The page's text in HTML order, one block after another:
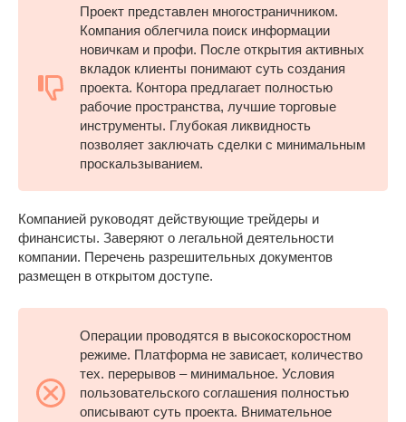
Проект представлен многостраничником.
Компания облегчила поиск информации
новичкам и профи. После открытия активных
вкладок клиенты понимают суть создания
проекта. Контора предлагает полностью
рабочие пространства, лучшие торговые
инструменты. Глубокая ликвидность
позволяет заключать сделки с минимальным
проскальзыванием.
Компанией руководят действующие трейдеры и
финансисты. Заверяют о легальной деятельности
компании. Перечень разрешительных документов
размещен в открытом доступе.
Операции проводятся в высокоскоростном
режиме. Платформа не зависает, количество
тех. перерывов – минимальное. Условия
пользовательского соглашения полностью
описывают суть проекта. Внимательное